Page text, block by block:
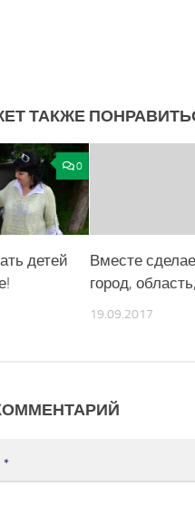
ТАКЖЕ
0
детей
Вместе
город,
19.09.2017
*